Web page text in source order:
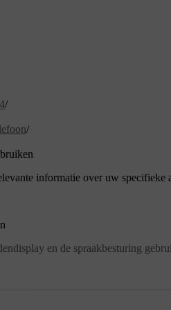
/
/
informatie over uw specifieke
en de spraakbesturing